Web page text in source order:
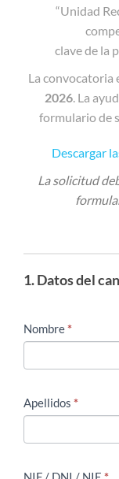
“Unidad
clave de la
La convocatoria
2026. La
formulario de
Descargar
La solicitud
1. Datos del
Nombre*
Apellidos *
este
en